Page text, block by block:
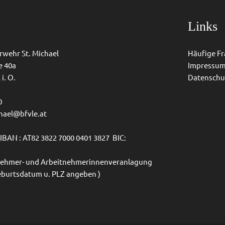
St. Michael
40a
i. O.
: AT82 3822 7000 0401 3827 BIC:
und Arbeitnehmerinnenveranlagung
u. PLZ angeben )
Links
Häufige
Impressum